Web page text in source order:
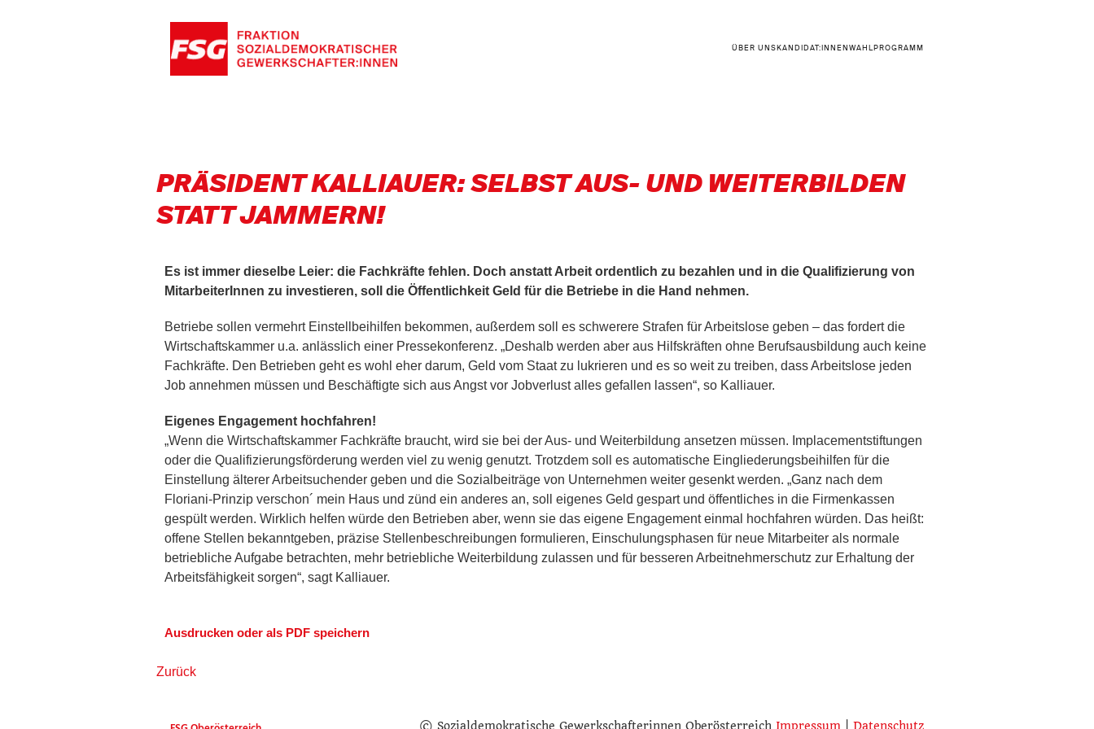
ÜBER UNS KANDIDAT:INNENWAHLPROGRAMM
PRÄSIDENT KALLIAUER: SELBST AUS- UND WEITERBILDEN
STATT JAMMERN!
Es ist immer dieselbe Leier: die Fachkräfte fehlen. Doch anstatt Arbeit ordentlich zu bezahlen und in die Qualifizierung von
MitarbeiterInnen zu investieren, soll die Öffentlichkeit Geld für die Betriebe in die Hand nehmen.
Betriebe sollen vermehrt Einstellbeihilfen bekommen, außerdem soll es schwerere Strafen für Arbeitslose geben – das fordert die
Wirtschaftskammer u.a. anlässlich einer Pressekonferenz. „Deshalb werden aber aus Hilfskräften ohne Berufsausbildung auch keine
Fachkräfte. Den Betrieben geht es wohl eher darum, Geld vom Staat zu lukrieren und es so weit zu treiben, dass Arbeitslose jeden
Job annehmen müssen und Beschäftigte sich aus Angst vor Jobverlust alles gefallen lassen“, so Kalliauer.
Eigenes Engagement hochfahren!
„Wenn die Wirtschaftskammer Fachkräfte braucht, wird sie bei der Aus- und Weiterbildung ansetzen müssen. Implacementstiftungen
oder die Qualifizierungsförderung werden viel zu wenig genutzt. Trotzdem soll es automatische Eingliederungsbeihilfen für die
Einstellung älterer Arbeitsuchender geben und die Sozialbeiträge von Unternehmen weiter gesenkt werden. „Ganz nach dem
Floriani-Prinzip verschon´ mein Haus und zünd ein anderes an, soll eigenes Geld gespart und öffentliches in die Firmenkassen
gespült werden. Wirklich helfen würde den Betrieben aber, wenn sie das eigene Engagement einmal hochfahren würden. Das heißt:
offene Stellen bekanntgeben, präzise Stellenbeschreibungen formulieren, Einschulungsphasen für neue Mitarbeiter als normale
betriebliche Aufgabe betrachten, mehr betriebliche Weiterbildung zulassen und für besseren Arbeitnehmerschutz zur Erhaltung der
Arbeitsfähigkeit sorgen“, sagt Kalliauer.
Ausdrucken oder als PDF speichern
Zurück
© Sozialdemokratische Gewerkschafterinnen OberösterreichImpressum |Datenschutz